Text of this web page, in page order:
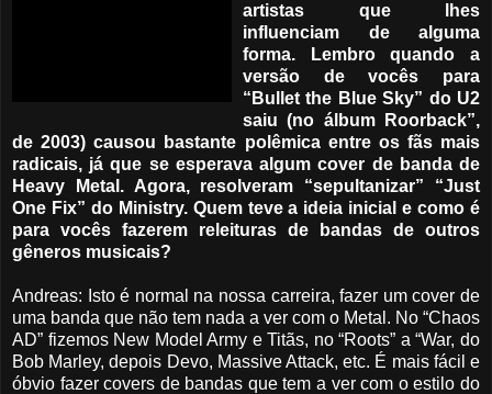
artistas que lhes
influenciam de alguma
forma. Lembro quando a
versão de vocês para
“Bullet the Blue Sky” do U2
saiu (no álbum Roorback”,
de 2003) causou bastante polêmica entre os fãs mais
radicais, já que se esperava algum cover de banda de
Heavy Metal. Agora, resolveram “sepultanizar” “Just
One Fix” do Ministry. Quem teve a ideia inicial e como é
para vocês fazerem releituras de bandas de outros
gêneros musicais?
Andreas: Isto é normal na nossa carreira, fazer um cover de
uma banda que não tem nada a ver com o Metal. No “Chaos
AD” fizemos New Model Army e Titãs, no “Roots” a “War, do
Bob Marley, depois Devo, Massive Attack, etc. É mais fácil e
óbvio fazer covers de bandas que tem a ver com o estilo do